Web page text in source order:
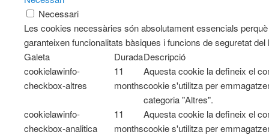
Necessari
Les cookies necessàries són absolutament essencials
garanteixen funcionalitats bàsiques i funcions de seguretat
Galeta
DuradaDescripció
cookielawinfo-
checkbox-altres
11
months
Aquesta cookie la defineix el
cookie s'utilitza per
categoria "Altres".
cookielawinfo-
checkbox-analitica
11
months
Aquesta cookie la defineix el
cookie s'utilitza per